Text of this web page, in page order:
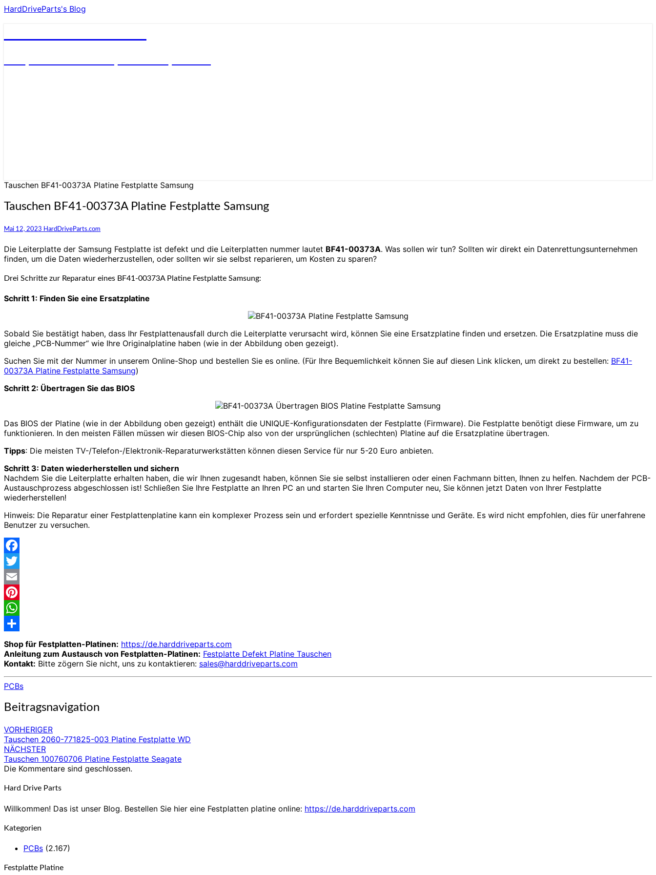
HardDriveParts's Blog
Tauschen BF41-00373A Platine Festplatte Samsung
Tauschen BF41-00373A Platine Festplatte Samsung
Mai 12, 2023 HardDriveParts.com
Die Leiterplatte der Samsung Festplatte ist defekt und die Leiterplatten nummer lautet BF41-00373A. Was sollen wir tun? Sollten wir direkt ein Datenrettungsunternehmen
finden, um die Daten wiederherzustellen, oder sollten wir sie selbst reparieren, um Kosten zu sparen?
Drei Schritte zur Reparatur eines BF41-00373A Platine Festplatte Samsung:
Schritt 1: Finden Sie eine Ersatzplatine
Sobald Sie bestätigt haben, dass Ihr Festplattenausfall durch die Leiterplatte verursacht wird, können Sie eine Ersatzplatine finden und ersetzen. Die Ersatzplatine muss die
gleiche „PCB-Nummer“ wie Ihre Originalplatine haben (wie in der Abbildung oben gezeigt).
Suchen Sie mit der Nummer in unserem Online-Shop und bestellen Sie es online. (Für Ihre Bequemlichkeit können Sie auf diesen Link klicken, um direkt zu bestellen: BF41-
00373A Platine Festplatte Samsung)
Schritt 2: Übertragen Sie das BIOS
Das BIOS der Platine (wie in der Abbildung oben gezeigt) enthält die UNIQUE-Konfigurationsdaten der Festplatte (Firmware). Die Festplatte benötigt diese Firmware, um zu
funktionieren. In den meisten Fällen müssen wir diesen BIOS-Chip also von der ursprünglichen (schlechten) Platine auf die Ersatzplatine übertragen.
Tipps: Die meisten TV-/Telefon-/Elektronik-Reparaturwerkstätten können diesen Service für nur 5-20 Euro anbieten.
Schritt 3: Daten wiederherstellen und sichern
Nachdem Sie die Leiterplatte erhalten haben, die wir Ihnen zugesandt haben, können Sie sie selbst installieren oder einen Fachmann bitten, Ihnen zu helfen. Nachdem der PCB-
Austauschprozess abgeschlossen ist! Schließen Sie Ihre Festplatte an Ihren PC an und starten Sie Ihren Computer neu, Sie können jetzt Daten von Ihrer Festplatte
wiederherstellen!
Hinweis: Die Reparatur einer Festplattenplatine kann ein komplexer Prozess sein und erfordert spezielle Kenntnisse und Geräte. Es wird nicht empfohlen, dies für unerfahrene
Benutzer zu versuchen.
Facebook
Twitter
Email
Pinterest
WhatsApp
Share
Shop für Festplatten-Platinen: https://de.harddriveparts.com
Anleitung zum Austausch von Festplatten-Platinen: Festplatte Defekt Platine Tauschen
Kontakt: Bitte zögern Sie nicht, uns zu kontaktieren: sales@harddriveparts.com
PCBs
Beitragsnavigation
VORHERIGER
Tauschen 2060-771825-003 Platine Festplatte WD
NÄCHSTER
Tauschen 100760706 Platine Festplatte Seagate
Die Kommentare sind geschlossen.
Hard Drive Parts
Willkommen! Das ist unser Blog. Bestellen Sie hier eine Festplatten platine online: https://de.harddriveparts.com
Kategorien
PCBs (2.167)
Festplatte Platine